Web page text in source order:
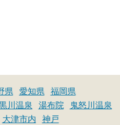
県 愛知県
福岡県
川温泉 湯布院
鬼怒川温泉
大津市内 神戸